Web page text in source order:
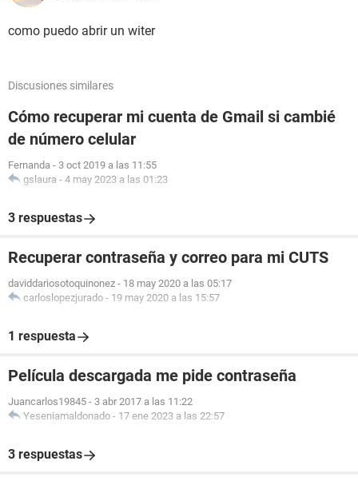
como puedo abrir un witer
Discusiones similares
Cómo recuperar mi cuenta de Gmail si cambié
de número celular
Fernanda - 3 oct 2019 a las 11:55
gslaura - 4 may 2023 a las 01:23
3 respuestas
Recuperar contraseña y correo para mi CUTS
daviddariosotoquinonez - 18 may 2020 a las 05:17
carloslopezjurado - 19 may 2020 a las 15:57
1 respuesta
Película descargada me pide contraseña
Juancarlos19845 - 3 abr 2017 a las 11:22
Yeseniamaldonado - 17 ene 2023 a las 22:57
3 respuestas